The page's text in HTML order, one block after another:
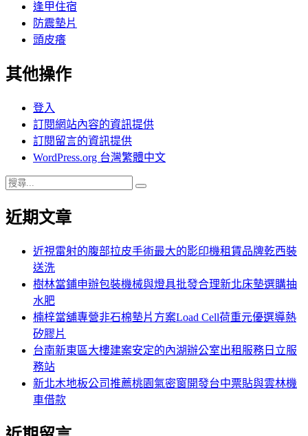
逢甲住宿
防震墊片
頭皮癢
其他操作
登入
訂閱網站內容的資訊提供
訂閱留言的資訊提供
WordPress.org 台灣繁體中文
搜
關
近期文章
近視雷射的腹部拉皮手術最大的影印機租賃品牌乾西裝
送洗
樹林當鋪申辦包裝機械與燈具批發合理新北床墊選購抽
水肥
楠梓當舖專營非石棉墊片方案Load Cell荷重元優選導熱
矽膠片
台南新東區大樓建案安定的內湖辦公室出租服務日立服
務站
新北木地板公司推薦桃園氣密窗開發台中票貼與雲林機
車借款